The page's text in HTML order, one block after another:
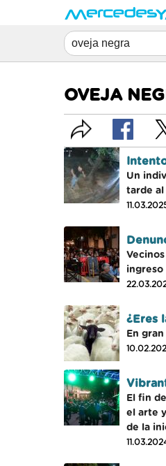
OVEJA
Un
tarde al
ingreso
¿Eres
En
El fin
el arte
de la